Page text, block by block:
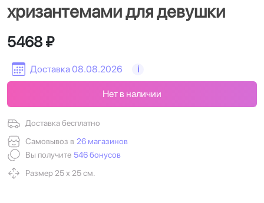
хризантемами для девушки
Доставка 08.08.2026 i
5468 ₽
Доставка бесплатно
Самовывоз в 26 магазинов
Вы получите 546 бонусов
Размер 25 х 25 см.
Нет в наличии